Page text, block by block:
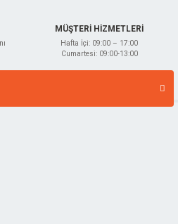
MÜŞTERİ HİZMETLERİ
Hafta İçi: 09:00 – 17:00
Cumartesi: 09:00-13:00